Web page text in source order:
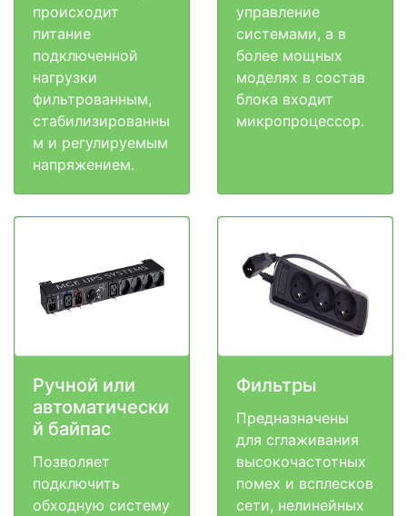
происходит
питание
подключенной
нагрузки
фильтрованным,
стабилизированны
м и регулируемым
напряжением.
управление
системами, а в
более мощных
моделях в состав
блока входит
микропроцессор.
Ручной или
автоматически
й байпас
Позволяет
подключить
обходную систему
Фильтры
Предназначены
для сглаживания
высокочастотных
помех и всплесков
сети, нелинейных